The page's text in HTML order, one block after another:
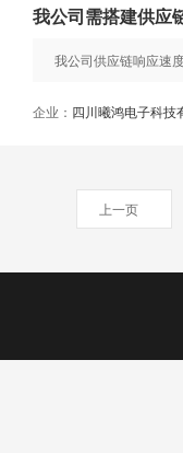
我公司需搭建供应
我公司供应链响应速
企业： 四川曦鸿电子科技
上一页